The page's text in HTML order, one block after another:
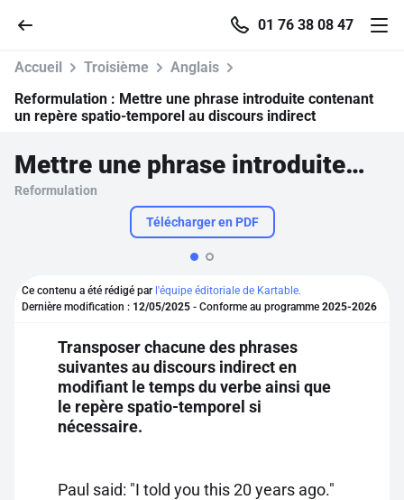
01 76 38 08 47
Parcourir
Se connecter
S'inscrire gratuitement
Pour profiter de 10 contenus offerts.
Accueil Troisième
Anglais
Reformulation : Mettre une phrase introduite contenant
un repère spatio-temporel au discours indirect
Mettre une phrase introduite contenant un repère spatio-temporel au discours indirect
Reformulation
Télécharger en PDF
Ce contenu a été rédigé par l'équipe éditoriale de Kartable.
Dernière modification : 12/05/2025 - Conforme au programme 2025-2026
Transposer chacune des phrases
suivantes au discours indirect en
modifiant le temps du verbe ainsi que
le repère spatio-temporel si
nécessaire.
Paul said: "I told you this 20 years ago."